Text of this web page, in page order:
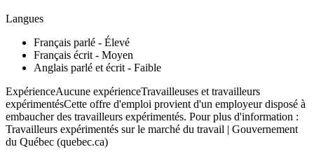
Langues
Français parlé - Élevé
Français écrit - Moyen
Anglais parlé et écrit - Faible
ExpérienceAucune expérienceTravailleuses et travailleurs
expérimentésCette offre d'emploi provient d'un employeur disposé à
embaucher des travailleurs expérimentés. Pour plus d'information :
Travailleurs expérimentés sur le marché du travail | Gouvernement
du Québec (quebec.ca)